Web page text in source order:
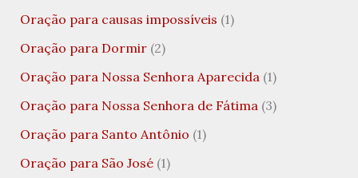
Oração para causas impossíveis (1)
Oração para Dormir(2)
Oração para Nossa Senhora Aparecida(1)
Oração para Nossa Senhora de Fátima(3)
Oração para Santo Antônio (1)
Oração para São José(1)